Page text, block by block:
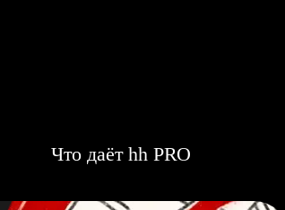
Что даёт hh PRO